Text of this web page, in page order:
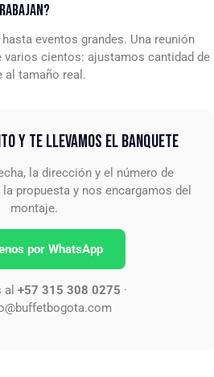
eventos grandes. Una reunión
varios cientos: ajustamos cantidad de
al tamaño real.
Y TE LLEVAMOS EL BANQUETE
la dirección y el número de
propuesta y nos encargamos del
montaje.
por WhatsApp
al +57 315 308 0275 ·